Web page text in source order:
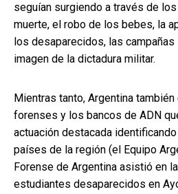
seguían surgiendo a través de
muerte, el robo de los bebes, la
los desaparecidos, las
imagen de la dictadura militar.
Mientras tanto, Argentina
forenses y los bancos de ADN
actuación destacada
países de la región (el Equipo
Forense de Argentina asistió en
estudiantes desaparecidos en